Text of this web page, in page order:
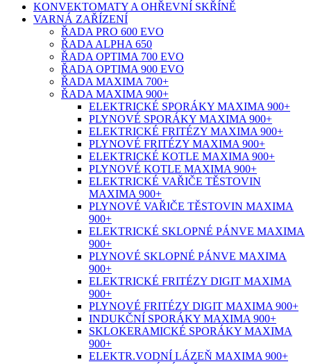
KONVEKTOMATY A OHŘEVNÍ SKŘÍNĚ
VARNÁ ZAŘÍZENÍ
ŘADA PRO 600 EVO
ŘADA ALPHA 650
ŘADA OPTIMA 700 EVO
ŘADA OPTIMA 900 EVO
ŘADA MAXIMA 700+
ŘADA MAXIMA 900+
ELEKTRICKÉ SPORÁKY MAXIMA 900+
PLYNOVÉ SPORÁKY MAXIMA 900+
ELEKTRICKÉ FRITÉZY MAXIMA 900+
PLYNOVÉ FRITÉZY MAXIMA 900+
ELEKTRICKÉ KOTLE MAXIMA 900+
PLYNOVÉ KOTLE MAXIMA 900+
ELEKTRICKÉ VAŘIČE TĚSTOVIN
MAXIMA 900+
PLYNOVÉ VAŘIČE TĚSTOVIN MAXIMA
900+
ELEKTRICKÉ SKLOPNÉ PÁNVE MAXIMA
900+
PLYNOVÉ SKLOPNÉ PÁNVE MAXIMA
900+
ELEKTRICKÉ FRITÉZY DIGIT MAXIMA
900+
PLYNOVÉ FRITÉZY DIGIT MAXIMA 900+
INDUKČNÍ SPORÁKY MAXIMA 900+
SKLOKERAMICKÉ SPORÁKY MAXIMA
900+
ELEKTR.VODNÍ LÁZEŇ MAXIMA 900+